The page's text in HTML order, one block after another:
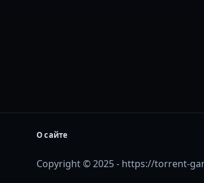
О сайте
Copyright © 2025 - https://torrent-